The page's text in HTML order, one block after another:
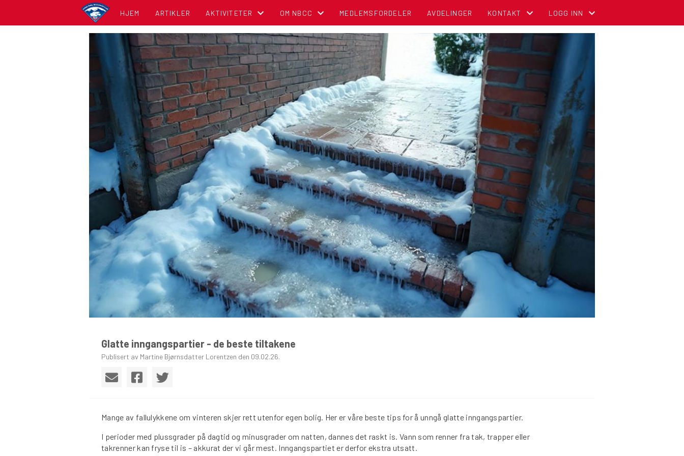
HJEM ARTIKLER AKTIVITETER
KALENDER
LISTE
OM NBCC
BLI MEDLEM!
OM NORSK BOBIL OG CARAVAN CLUB
TIPS OG RÅD
POLITISK REGNSKAP
NBCC I MEDIA
CAMPINGBROSJYRER
VEDTEKTER
CAMPINGPORTALEN
GRAFISK PROFIL
ANNONSERING / ADVERTISING
MEDLEMSFORDELER AVDELINGER KONTAKT
ADMINISTRASJON
STYREOVERSIKT
SENTRALE KOMITEER
LOGG INN
NBCC INTRANETT FOR
OM DIGITALT MEDLEMSKORT (GNIST)
Glatte inngangspartier - de beste tiltakene
Publisert av Martine Bjørnsdatter Lorentzen den 09.02.26.
Mange av fallulykkene om vinteren skjer rett utenfor egen bolig. Her er våre beste tips for å unngå glatte inngangspartier.
I perioder med plussgrader på dagtid og minusgrader om natten, dannes det raskt is. Vann som renner fra tak, trapper eller
takrenner kan fryse til is – akkurat der vi går mest. Inngangspartiet er derfor ekstra utsatt.